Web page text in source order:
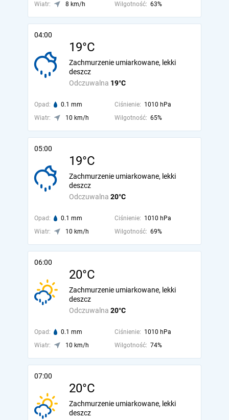
Wiatr:
8 km/h Wilgotność: 63%
04:00
19°C
Odczuwalna 19°C
Zachmurzenie umiarkowane, lekki
deszcz
Opad: 0.1 mm Ciśnienie: 1010 hPa
Wiatr:
10 km/h Wilgotność: 65%
05:00
19°C
Odczuwalna 20°C
Zachmurzenie umiarkowane, lekki
deszcz
Opad: 0.1 mm Ciśnienie: 1010 hPa
Wiatr:
10 km/h Wilgotność: 69%
06:00
20°C
Odczuwalna 20°C
Zachmurzenie umiarkowane, lekki
deszcz
Opad: 0.1 mm Ciśnienie: 1010 hPa
Wiatr:
10 km/h Wilgotność: 74%
07:00
20°C
Zachmurzenie umiarkowane, lekki
deszcz